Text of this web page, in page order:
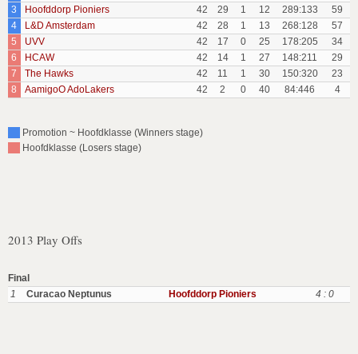
3
Hoofddorp Pioniers 42 29 1 12 289:133
59
4
L&D Amsterdam 42 28 1 13 268:128
57
5
UVV 42 17 0 25 178:205
34
6
HCAW 42 14 1 27 148:211
29
7
The Hawks 42 11 1 30 150:320
23
8
AamigoO AdoLakers 42 2 0 40 84:446 4
Promotion ~ Hoofdklasse (Winners stage)
Hoofdklasse (Losers stage)
2013 Play Offs
Final
1
Curacao Neptunus Hoofddorp Pioniers 4 : 0